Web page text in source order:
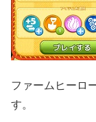
ファームヒーロ
す。